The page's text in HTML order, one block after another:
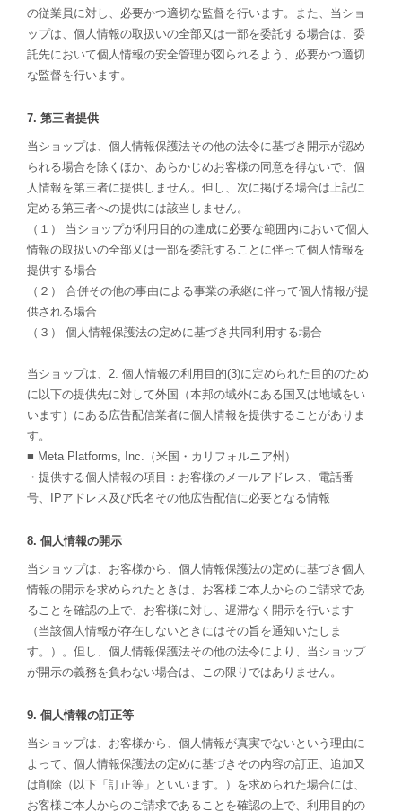
の従業員に対し、必要かつ適切な監督を行います。また、当ショ
ップは、個人情報の取扱いの全部又は一部を委託する場合は、委
託先において個人情報の安全管理が図られるよう、必要かつ適切
な監督を行います。
7. 第三者提供
当ショップは、個人情報保護法その他の法令に基づき開示が認め
られる場合を除くほか、あらかじめお客様の同意を得ないで、個
人情報を第三者に提供しません。但し、次に掲げる場合は上記に
定める第三者への提供には該当しません。
（１） 当ショップが利用目的の達成に必要な範囲内において個人
情報の取扱いの全部又は一部を委託することに伴って個人情報を
提供する場合
（２） 合併その他の事由による事業の承継に伴って個人情報が提
供される場合
（３） 個人情報保護法の定めに基づき共同利用する場合
当ショップは、2. 個人情報の利用目的(3)に定められた目的のため
に以下の提供先に対して外国（本邦の域外にある国又は地域をい
います）にある広告配信業者に個人情報を提供することがありま
す。
■ Meta Platforms, Inc.（米国・カリフォルニア州）
・提供する個人情報の項目：お客様のメールアドレス、電話番
号、IPアドレス及び氏名その他広告配信に必要となる情報
8. 個人情報の開示
当ショップは、お客様から、個人情報保護法の定めに基づき個人
情報の開示を求められたときは、お客様ご本人からのご請求であ
ることを確認の上で、お客様に対し、遅滞なく開示を行います
（当該個人情報が存在しないときにはその旨を通知いたしま
す。）。但し、個人情報保護法その他の法令により、当ショップ
が開示の義務を負わない場合は、この限りではありません。
9. 個人情報の訂正等
当ショップは、お客様から、個人情報が真実でないという理由に
よって、個人情報保護法の定めに基づきその内容の訂正、追加又
は削除（以下「訂正等」といいます。）を求められた場合には、
お客様ご本人からのご請求であることを確認の上で、利用目的の